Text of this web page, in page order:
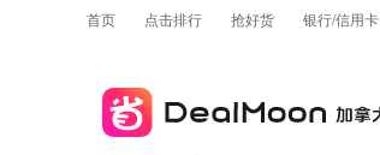
首页 点击排行 抢好货 银行/信用卡